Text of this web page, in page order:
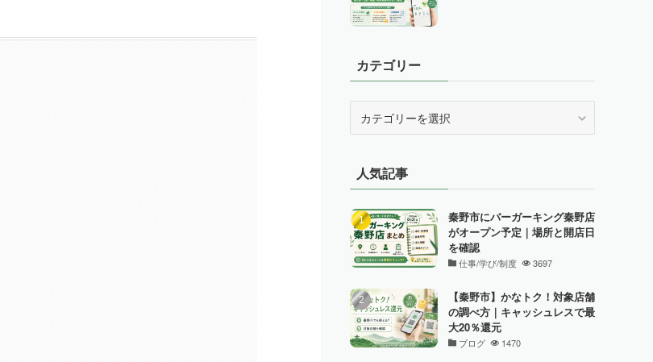
カテゴリー
ー人気記事
秦野市にバーガーキング秦野店
がオープン予定｜場所と開店日
を確認
仕事/学び/制度 3697
【秦野市】かなトク！対象店舗
の調べ方｜キャッシュレスで最
大20％還元
ブログ 1470